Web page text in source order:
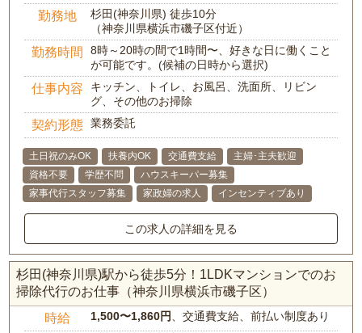
勤務地
杉田(神奈川県) 徒歩10分
（神奈川県横浜市磯子区付近）
勤務時間
8時～20時の間で1時間〜、好きな日に働くこと
が可能です。(候補の日時から選択)
仕事内容
キッチン、トイレ、お風呂、洗面所、リビン
グ、その他のお掃除
契約形態 業務委託
土日祝のみOK 扶養内OK 交通費支給
主婦･主夫歓迎
資格不要
学歴不問
ハウスキーパー募集
家事代行スタッフ募集
家政婦の求人 インセンティブあり
この求人の詳細を見る
杉田(神奈川県)駅から徒歩5分！1LDKマンションでのお
掃除代行のお仕事（神奈川県横浜市磯子区）
時給 1,500〜1,860円 、交通費支給、前払い制度あり